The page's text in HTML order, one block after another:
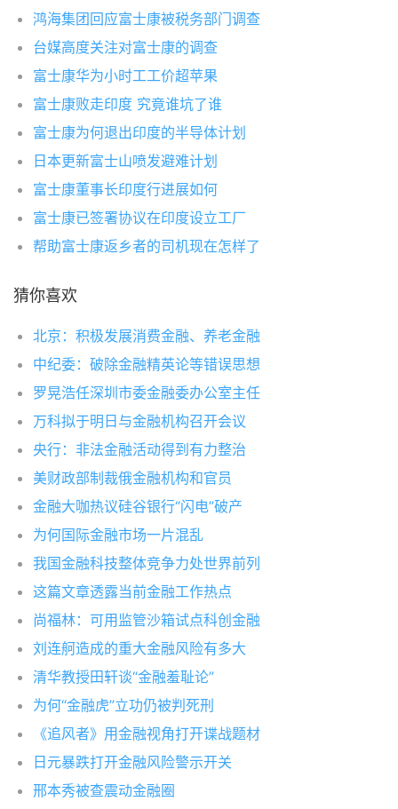
鸿海集团回应富士康被税务部门调查
台媒高度关注对富士康的调查
富士康华为小时工工价超苹果
富士康败走印度 究竟谁坑了谁
富士康为何退出印度的半导体计划
日本更新富士山喷发避难计划
富士康董事长印度行进展如何
富士康已签署协议在印度设立工厂
帮助富士康返乡者的司机现在怎样了
猜你喜欢
北京：积极发展消费金融、养老金融
中纪委：破除金融精英论等错误思想
罗晃浩任深圳市委金融委办公室主任
万科拟于明日与金融机构召开会议
央行：非法金融活动得到有力整治
美财政部制裁俄金融机构和官员
金融大咖热议硅谷银行“闪电”破产
为何国际金融市场一片混乱
我国金融科技整体竞争力处世界前列
这篇文章透露当前金融工作热点
尚福林：可用监管沙箱试点科创金融
刘连舸造成的重大金融风险有多大
清华教授田轩谈“金融羞耻论”
为何“金融虎”立功仍被判死刑
《追风者》用金融视角打开谍战题材
日元暴跌打开金融风险警示开关
邢本秀被查震动金融圈